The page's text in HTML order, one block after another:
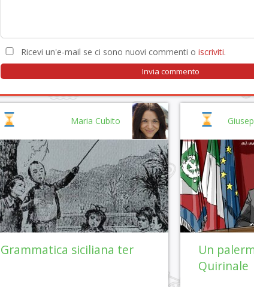
Ricevi un'e-mail se ci sono nuovi commenti o iscriviti.
Un
Quirinale
Maria Cubito
Grammatica siciliana ter